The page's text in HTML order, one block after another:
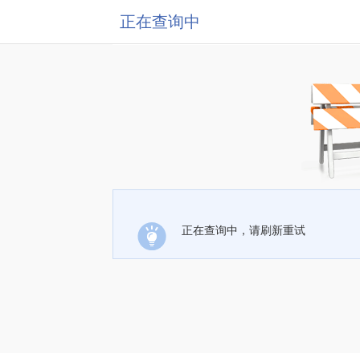
正在查询中
正在查询中，请刷新重试